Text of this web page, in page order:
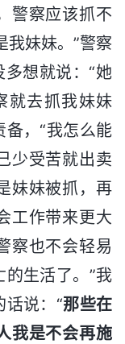
警察应该抓不
我妹妹。”警察
想就说：“她
就去抓我妹妹
，“我怎么能
少受苦就出卖
妹妹被抓，再
工作带来更大
察也不会轻易
生活了。”我
说：“那些在
我是不会再施